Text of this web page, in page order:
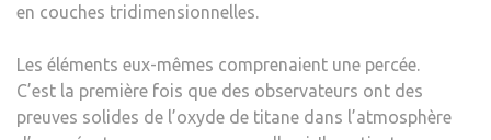
en couches tridimensionnelles.
Les éléments eux-mêmes comprenaient une percée.
C’est la première fois que des observateurs ont des
preuves solides de l’oxyde de titane dans l’atmosphère